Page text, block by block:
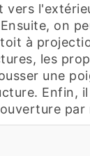
vers
on
à
les
une
Enfin,